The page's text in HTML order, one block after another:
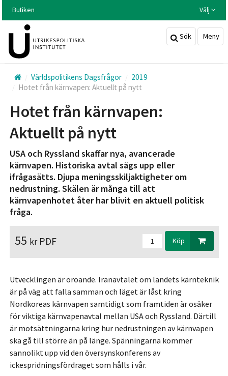
Hoppa
huvudinnehållet
Butiken Välj
Sök Meny
Världspolitikens Dagsfrågor
2019
Hotet från kärnvapen: Aktuellt på nytt
Hotet från kärnvapen:
Aktuellt på nytt
USA och Ryssland skaffar nya, avancerade
kärnvapen. Historiska avtal sägs upp eller
ifrågasätts. Djupa meningsskiljaktigheter om
nedrustning. Skälen är många till att
kärnvapenhotet åter har blivit en aktuell politisk
fråga.
55 krPDF Köp
Utvecklingen är oroande. Iranavtalet om landets kärnteknik
är på väg att falla samman och läget är låst kring
Nordkoreas kärnvapen samtidigt som framtiden är osäker
för viktiga kärnvapenavtal mellan USA och Ryssland. Därtill
är motsättningarna kring hur nedrustningen av kärnvapen
ska gå till större än på länge. Spänningarna kommer
sannolikt upp vid den översynskonferens av
ickespridningsfördraget som hålls i vår.